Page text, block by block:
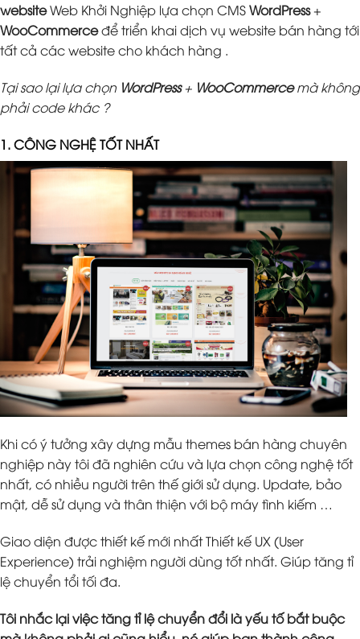
websiteWeb Khởi Nghiệp lựa chọn CMSWordPress+
WooCommerceđể triển khai dịch vụ website bán hàng tới
tất cả các website cho khách hàng .
Tại sao lại lựa chọn WordPress+ WooCommercemà không
phải code khác ?
1. CÔNG NGHỆ TỐT NHẤT
Khi có ý tưởng xây dựng mẫu themes bán hàng chuyên
nghiệp này tôi đã nghiên cứu và lựa chọn công nghệ tốt
nhất, có nhiều người trên thế giới sử dụng. Update, bảo
mật, dễ sử dụng và thân thiện với bộ máy tình kiếm …
Giao diện được thiết kế mới nhất Thiết kế UX (User
Experience) trải nghiệm người dùng tốt nhất. Giúp tăng tỉ
lệ chuyển tổi tối đa.
Tôi nhắc lại việc tăng tỉ lệ chuyển đổi là yếu tố bắt buộc